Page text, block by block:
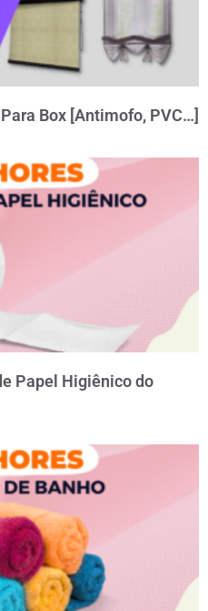
Box [Antimofo, PVC…]
Papel Higiênico do